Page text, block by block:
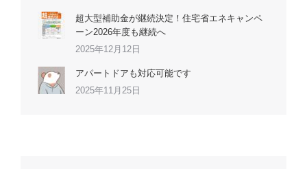
超大型補助金が継続決定！住宅省エネキャンペ
ーン2026年度も継続へ
2025年12月12日
アパートドアも対応可能です
2025年11月25日